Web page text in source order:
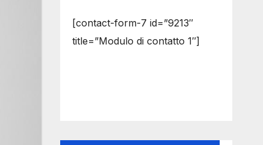
[contact-form-7 id=”9213″
title=”Modulo di contatto 1″]